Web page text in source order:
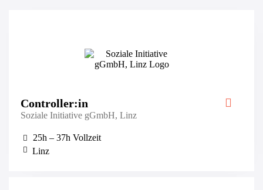
Controller:in
Soziale Initiative gGmbH, Linz
25h – 37h Vollzeit
Linz